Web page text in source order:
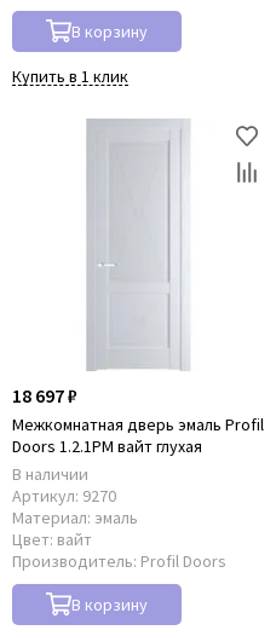
В корзину
Купить в 1 клик
18 697 ₽
Межкомнатная дверь эмаль Profil
Doors 1.2.1PM вайт глухая
В наличии
Артикул: 9270
Материал: эмаль
Цвет: вайт
Производитель: Profil Doors
В корзину